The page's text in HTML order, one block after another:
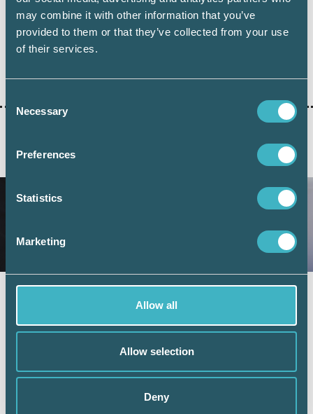
may combine it with other information that you’ve
provided to them or that they’ve collected from your use
of their services.
Selection
Necessary
Preferences
Statistics
Marketing
Allow all
Allow selection
Deny
AKTUELLA ARTIKLAR
redovisningskonsulterna bidrar till
utvecklingen
Digital inlämning av årsredovisningar fortsätter att öka.
Under juni 2026 sattes ett nytt rekord när 101 126 företag
lämnade in sin årsredovisning digitalt – första gången